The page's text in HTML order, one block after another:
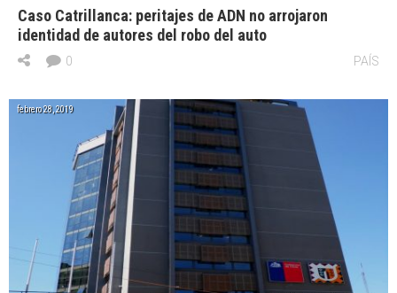
Caso Catrillanca: peritajes de ADN no arrojaron
identidad de autores del robo del auto
PAÍS
0
febrero 28, 2019